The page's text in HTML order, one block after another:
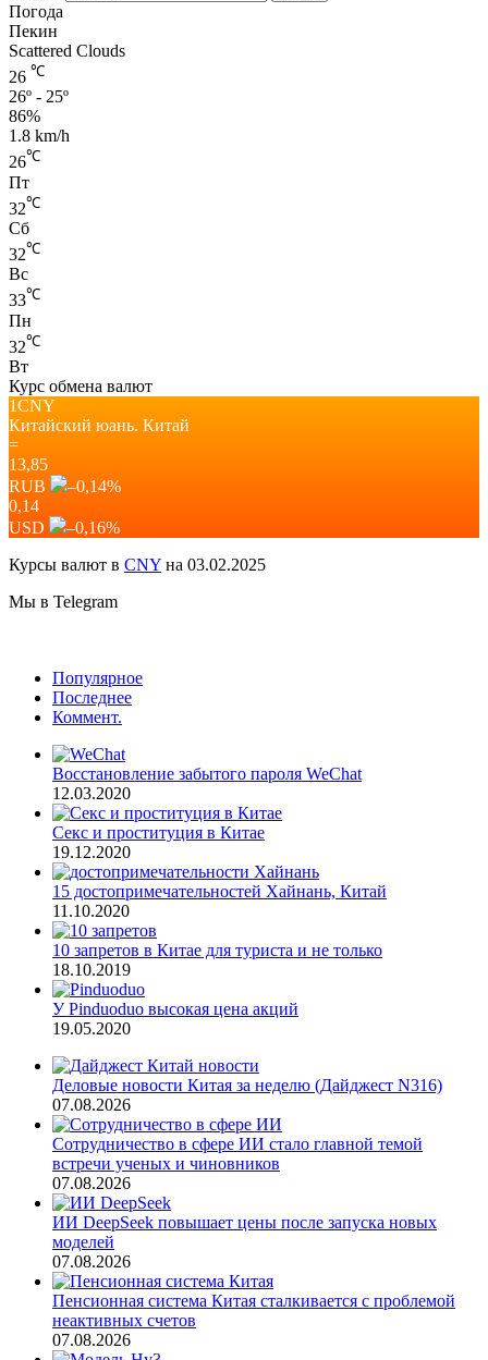
Погода
Пекин
Scattered Clouds
26 ℃
26º - 25º
86%
1.8 km/h
26℃
Пт
32℃
Сб
32℃
Вс
33℃
Пн
32℃
Вт
Курс обмена валют
1CNY
Китайский юань. Китай
=
13,85
RUB
–0,14%
0,14
USD
–0,16%
Курсы валют в CNY на 03.02.2025
Мы в Telegram
Популярное
Последнее
Коммент.
Восстановление забытого пароля WeChat
12.03.2020
Секс и проституция в Китае
19.12.2020
15 достопримечательностей Хайнань, Китай
11.10.2020
10 запретов в Китае для туриста и не только
18.10.2019
У Pinduoduo высокая цена акций
19.05.2020
Деловые новости Китая за неделю (Дайджест N316)
07.08.2026
Сотрудничество в сфере ИИ стало главной темой
встречи ученых и чиновников
07.08.2026
ИИ DeepSeek повышает цены после запуска новых
моделей
07.08.2026
Пенсионная система Китая сталкивается с проблемой
неактивных счетов
07.08.2026